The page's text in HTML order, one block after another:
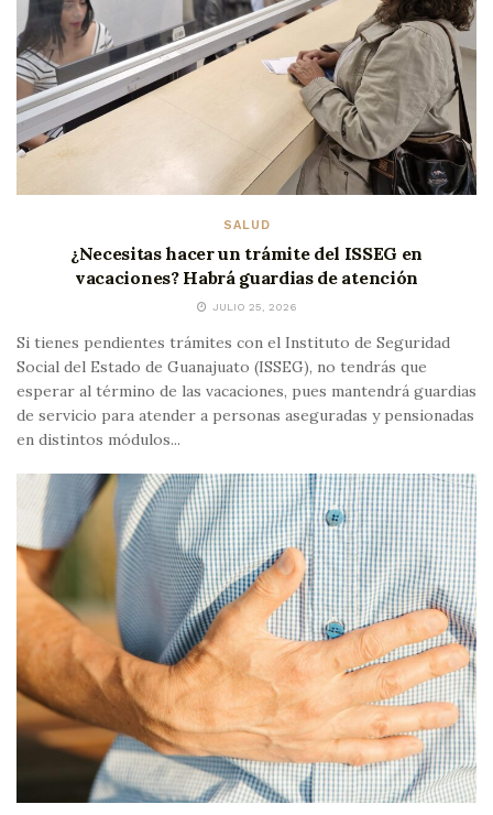
SALUD
¿Necesitas hacer un trámite del ISSEG en
vacaciones? Habrá guardias de atención
JULIO 25, 2026
Si tienes pendientes trámites con el Instituto de Seguridad
Social del Estado de Guanajuato (ISSEG), no tendrás que
esperar al término de las vacaciones, pues mantendrá guardias
de servicio para atender a personas aseguradas y pensionadas
en distintos módulos...